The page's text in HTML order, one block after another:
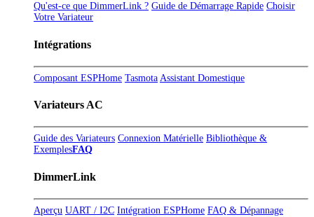
Qu'est-ce que DimmerLink ? Guide de Démarrage Rapide Choisir
Votre Variateur
Intégrations
Composant ESPHome Tasmota Assistant Domestique
Variateurs AC
Guide des Variateurs Connexion Matérielle Bibliothèque &
ExemplesFAQ
DimmerLink
Aperçu UART / I2C Intégration ESPHome FAQ & Dépannage